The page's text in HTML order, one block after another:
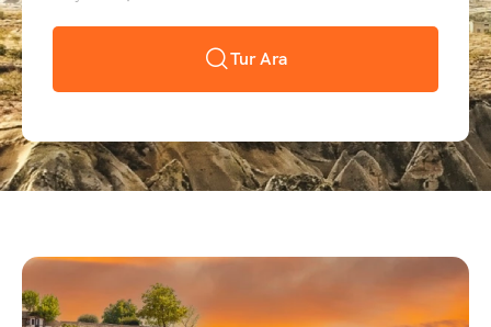
Tur Ara